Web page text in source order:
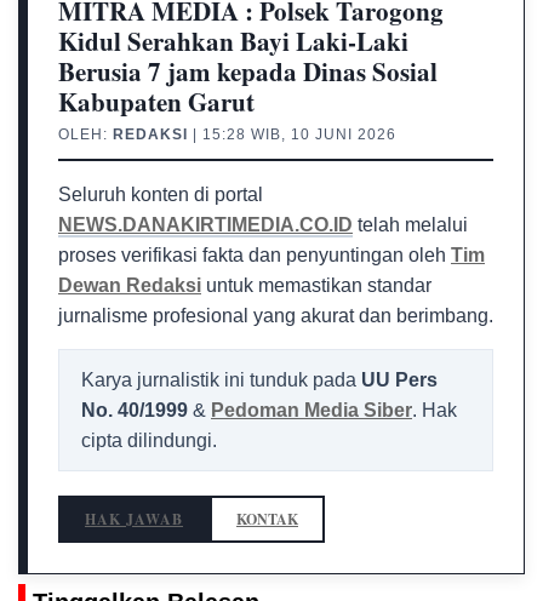
MITRA MEDIA : Polsek Tarogong
Kidul Serahkan Bayi Laki-Laki
Berusia 7 jam kepada Dinas Sosial
Kabupaten Garut
OLEH: REDAKSI | 15:28 WIB, 10 JUNI 2026
Seluruh konten di portal
NEWS.DANAKIRTIMEDIA.CO.ID telah melalui
proses verifikasi fakta dan penyuntingan oleh Tim
Dewan Redaksi untuk memastikan standar
jurnalisme profesional yang akurat dan berimbang.
Karya jurnalistik ini tunduk pada UU Pers
No. 40/1999 & Pedoman Media Siber. Hak
cipta dilindungi.
HAK JAWAB KONTAK